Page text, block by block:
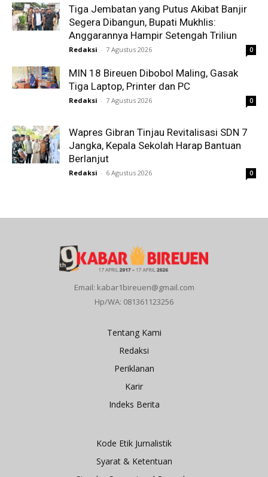
Tiga Jembatan yang Putus Akibat Banjir
Segera Dibangun, Bupati Mukhlis:
Anggarannya Hampir Setengah Triliun
Redaksi - 7 Agustus 2026 0
MIN 18 Bireuen Dibobol Maling, Gasak
Tiga Laptop, Printer dan PC
Redaksi - 7 Agustus 2026 0
Wapres Gibran Tinjau Revitalisasi SDN 7
Jangka, Kepala Sekolah Harap Bantuan
Berlanjut
Redaksi - 6 Agustus 2026 0
Email: kabar1bireuen@gmail.com
Hp/WA: 081361123256
Tentang Kami
Redaksi
Periklanan
Karir
Indeks Berita
Kode Etik Jurnalistik
Syarat & Ketentuan